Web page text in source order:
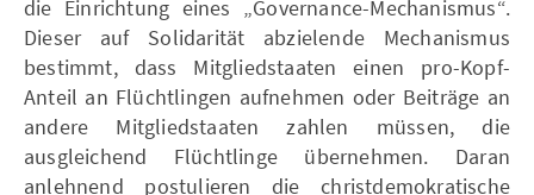
die Einrichtung eines „Governance-Mechanismus“.
Dieser auf Solidarität abzielende Mechanismus
bestimmt, dass Mitgliedstaaten einen pro-Kopf-
Anteil an Flüchtlingen aufnehmen oder Beiträge an
andere Mitgliedstaaten zahlen müssen, die
ausgleichend Flüchtlinge übernehmen. Daran
anlehnend postulieren die christdemokratische